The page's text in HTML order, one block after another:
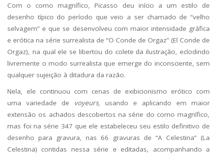
Com o corno magnífico, Picasso deu início a um estilo de
desenho típico do período que veio a ser chamado de “velho
selvagem” e que se desenvolveu com maior intensidade gráfica
e erótica na série surrealista de “O Conde de Orgaz” (El Conde de
Orgaz), na qual ele se libertou do colete da ilustração, eclodindo
livremente o modo surrealista que emerge do inconsciente, sem
qualquer sujeição à ditadura da razão.
Nela, ele continuou com cenas de exibicionismo erótico com
uma variedade de
voyeurs, usando e aplicando em maior
extensão os achados descobertos na série do corno magnífico,
mas foi na série 347 que ele estabeleceu seu estilo definitivo de
desenho para gravura, nas 66 gravuras de “A Celestina” (La
Celestina) contidas nessa série e editadas, acompanhando a